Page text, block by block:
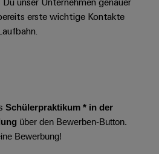
Center in
Thüringen
erste wichtige Kontakte
Schülerpraktikum * in der
über den Bewerben-Button.
Bewerbung!